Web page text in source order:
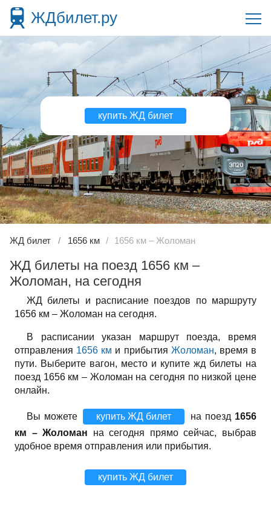
ЖДбилет.ру
купить ЖД билет
ЖД билет 1656 км 1656 км – Жоломан
ЖД билеты на поезд 1656 км –
Жоломан, на сегодня
ЖД билеты и расписание поездов по маршруту
1656 км – Жоломан на сегодня.
В расписании указан маршрут поезда, время
отправления 1656 км и прибытия Жоломан, время в
пути. Выберите вагон, место и купите жд билеты на
поезд 1656 км – Жоломан на сегодня по низкой цене
онлайн.
Вы можете купить ЖД билет на поезд 1656
км – Жоломан на сегодня прямо сейчас, выбрав
удобное время отправления или прибытия.
купить ЖД билет